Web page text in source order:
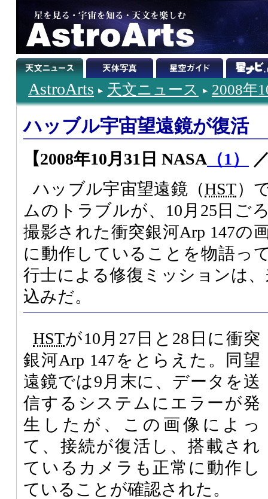
AstroArts 天文ニュース 2008年
ハッブル宇宙望遠鏡が復活
【2008年10月31日 NASA （1）
ハッブル宇宙望遠鏡（HST）
ムのトラブルが、10月25日ご
撮影された衝突銀河Arp 147の
に動作していることを物語っ
行士による修復ミッションは
込みだ。
HSTが10月27日と28日に衝突
銀河Arp 147をとらえた。同望
遠鏡では9月末に、データを送
信するシステムにエラーが発
生したが、この画像によっ
て、接続が復活し、搭載され
ているカメラも正常に動作し
ていることが確認された。